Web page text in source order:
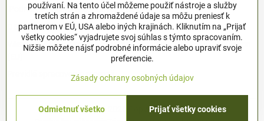
Podmienky ochrany osobných údajov
OBCHODNÉ PODMIENKY
Všeobecné nariadenie o bezpečnosti produktov (GPSR), Regulation
Pravidlá spracovania recenzií
©
Copyright
používaní. Na tento účel môžeme použiť nástroje a služby
tretích strán a zhromaždené údaje sa môžu preniesť k
partnerom v EÚ, USA alebo iných krajinách. Kliknutím na „Prijať
všetky cookies“ vyjadrujete svoj súhlas s týmto spracovaním.
Nižšie môžete nájsť podrobné informácie alebo upraviť svoje
preferencie.
Zásady ochrany osobných údajov
Prijať všetky cookies
Odmietnuť všetko